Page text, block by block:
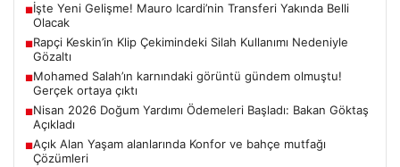
■İşte Yeni Gelişme! Mauro Icardi’nin Transferi Yakında Belli
Olacak
■Rapçi Keskin’in Klip Çekimindeki Silah Kullanımı Nedeniyle
Gözaltı
■Mohamed Salah’ın karnındaki görüntü gündem olmuştu!
Gerçek ortaya çıktı
■Nisan 2026 Doğum Yardımı Ödemeleri Başladı: Bakan Göktaş
Açıkladı
■Açık Alan Yaşam alanlarında Konfor ve bahçe mutfağı
Çözümleri